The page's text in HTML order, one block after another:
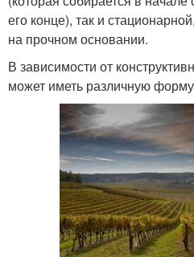
его конце), так и
на прочном основании.
В зависимости от
может иметь различную